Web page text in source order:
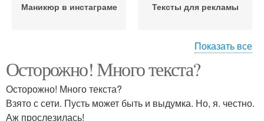
Маникюр в инстаграме Тексты для рекламы
Реклама для мастера Современная реклама
Показать все
Осторожно! Много текста?
Осторожно! Много текста?
Взято с сети. Пусть может быть и выдумка. Но, я. честно.
Аж прослезилась!